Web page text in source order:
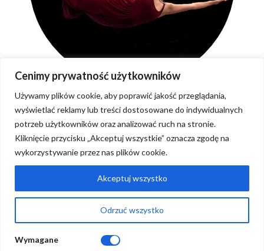
Cenimy prywatność użytkowników
Używamy plików cookie, aby poprawić jakość przeglądania,
wyświetlać reklamy lub treści dostosowane do indywidualnych
potrzeb użytkowników oraz analizować ruch na stronie.
Kliknięcie przycisku „Akceptuj wszystkie” oznacza zgodę na
wykorzystywanie przez nas plików cookie.
Odrzuć wszystko
Akceptuj wszystko
Wymagane
Regulations
Contact
They talk about us